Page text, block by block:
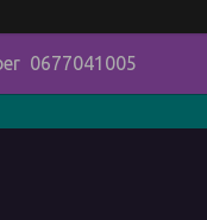
0677041005